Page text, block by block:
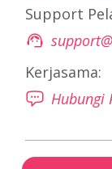
Support
Kerjasama:
Hubungi